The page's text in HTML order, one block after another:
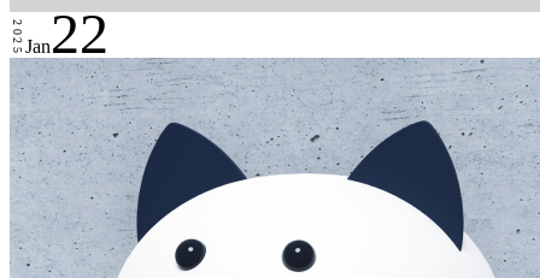
2025Jan22